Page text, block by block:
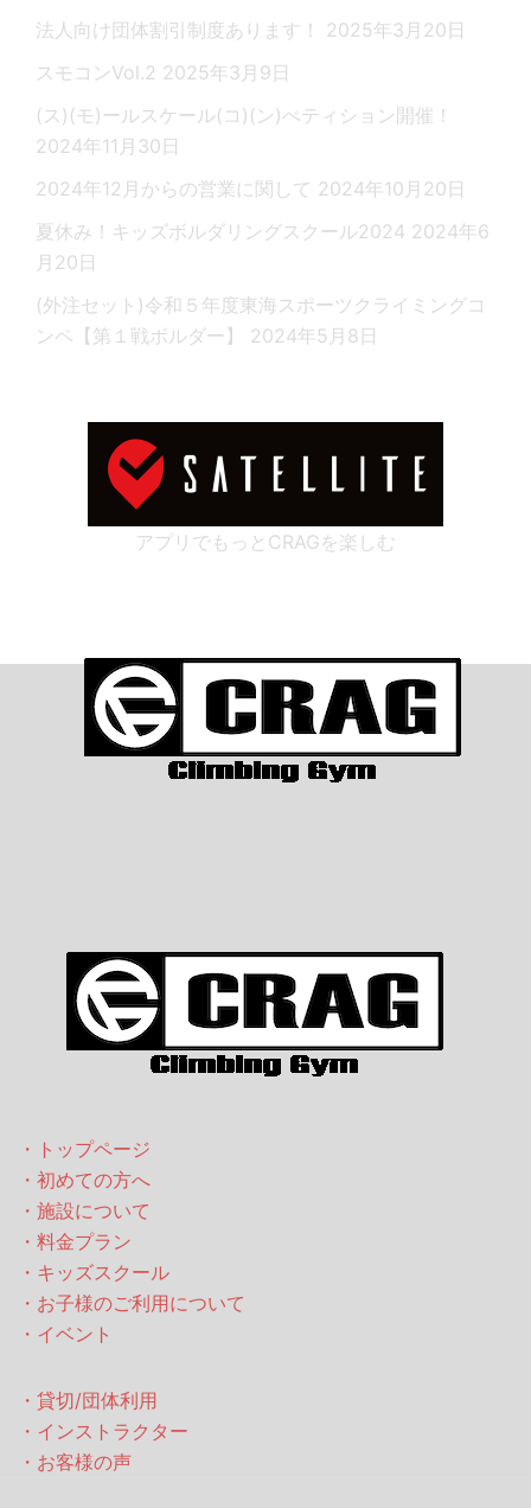
法人向け団体割引制度あります！
2025年3月20日
スモコンVol.2 2025年3月9日
(ス)(モ)ールスケール(コ)(ン)ぺティション開催！
2024年11月30日
2024年12月からの営業に関して 2024年10月20日
夏休み！キッズボルダリングスクール2024 2024年6
月20日
(外注セット)令和５年度東海スポーツクライミングコ
ンペ【第１戦ボルダー】
2024年5月8日
アプリでもっとCRAGを楽しむ
・トップページ
・初めての方へ
・施設について
・料金プラン
・キッズスクール
・お子様のご利用について
・イベント
・貸切/団体利用
・インストラクター
・お客様の声